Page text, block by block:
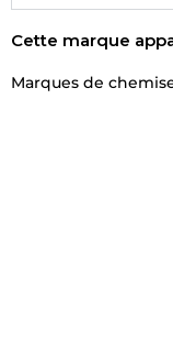
Cette marque
Marques de